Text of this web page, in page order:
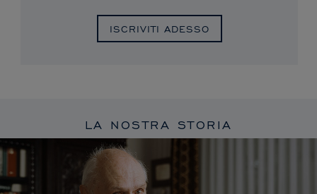
ISCRIVITI ADESSO
LA NOSTRA STORIA